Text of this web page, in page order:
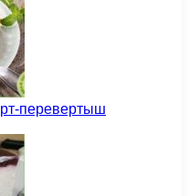
перевертыш